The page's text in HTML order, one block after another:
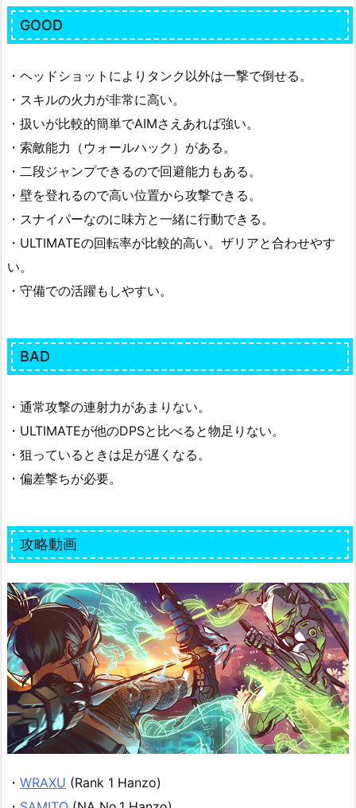
GOOD
・ヘッドショットによりタンク以外は一撃で倒せる。
・スキルの火力が非常に高い。
・扱いが比較的簡単でAIMさえあれば強い。
・索敵能力（ウォールハック）がある。
・二段ジャンプできるので回避能力もある。
・壁を登れるので高い位置から攻撃できる。
・スナイパーなのに味方と一緒に行動できる。
・ULTIMATEの回転率が比較的高い。ザリアと合わせやす
い。
・守備での活躍もしやすい。
BAD
・通常攻撃の連射力があまりない。
・ULTIMATEが他のDPSと比べると物足りない。
・狙っているときは足が遅くなる。
・偏差撃ちが必要。
攻略動画
・ WRAXU (Rank 1 Hanzo)